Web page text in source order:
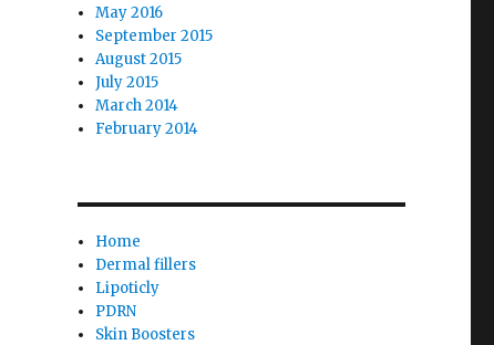
May 2016
September 2015
August 2015
July 2015
March 2014
February 2014
Home
Dermal fillers
Lipoticly
PDRN
Skin Boosters